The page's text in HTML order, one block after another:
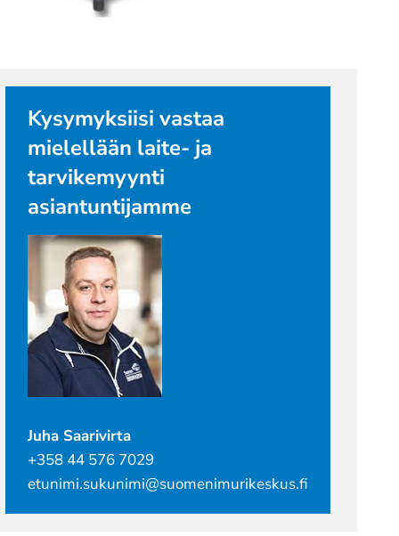
Kysymyksiisi vastaa
mielellään laite- ja
tarvikemyynti
asiantuntijamme
Juha Saarivirta
+358 44 576 7029
etunimi.sukunimi@suomenimurikeskus.fi